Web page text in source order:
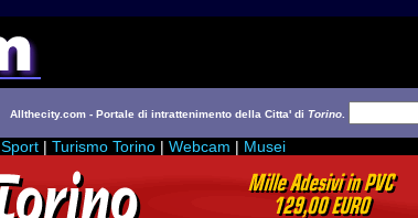
Allthecity.com - Portale di intrattenimento della Citta' di Torino
Sport | Turismo Torino | Webcam | Musei